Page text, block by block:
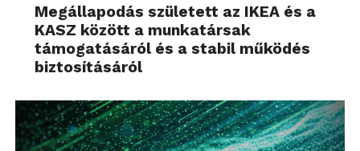
Megállapodás született az IKEA és a
KASZ között a munkatársak
támogatásáról és a stabil működés
biztosításáról